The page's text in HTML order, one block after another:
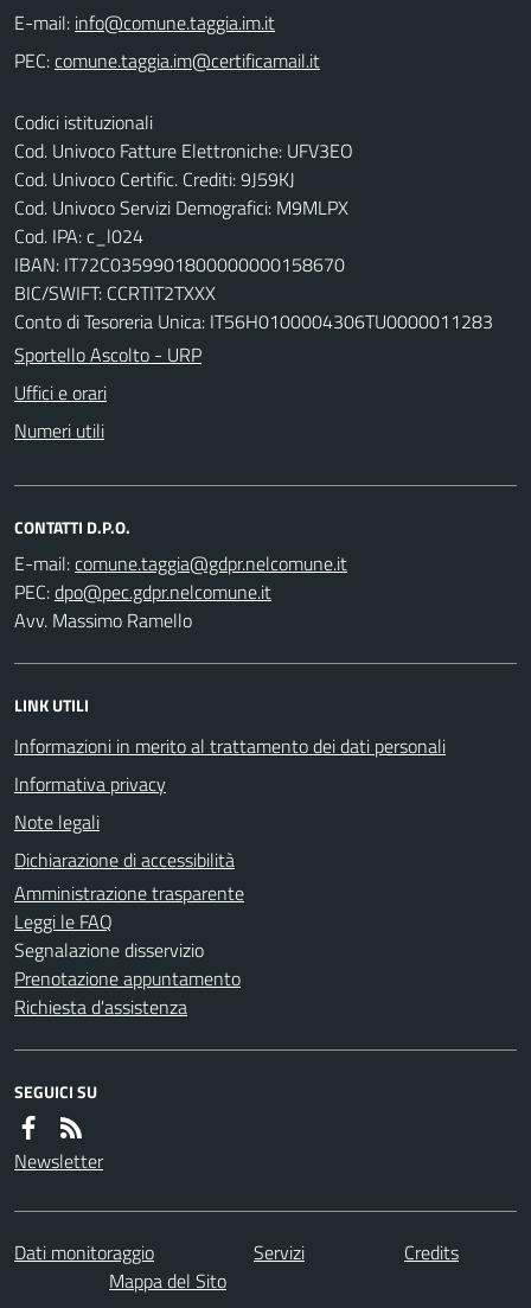
E-mail:
PEC:
Codici istituzionali
Cod. Univoco Fatture Elettroniche: UFV3EO
Cod. Univoco Certific. Crediti: 9J59KJ
Cod. Univoco Servizi Demografici: M9MLPX
Cod. IPA: c_l024
IBAN: IT72C0359901800000000158670
BIC/SWIFT: CCRTIT2TXXX
Conto di Tesoreria Unica: IT56H0100004306TU0000011283
Sportello Ascolto - URP
Uffici e orari
Numeri utili
CONTATTI D.P.O.
E-mail:
PEC:
Avv. Massimo Ramello
LINK UTILI
Informazioni in merito al trattamento dei dati personali
Informativa privacy
Note legali
Dichiarazione di accessibilità
Amministrazione trasparente
Leggi le FAQ
Segnalazione disservizio
Prenotazione appuntamento
Richiesta d'assistenza
SEGUICI SU
Newsletter
Dati monitoraggio Servizi
Credits
Mappa del Sito